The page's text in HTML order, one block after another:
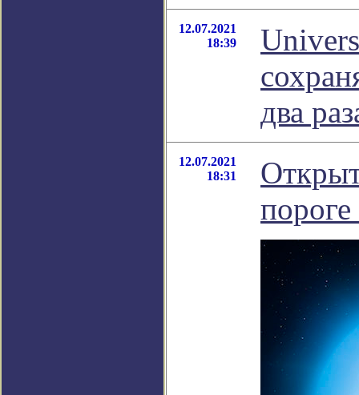
12.07.2021
18:39
два
12.07.2021
18:31